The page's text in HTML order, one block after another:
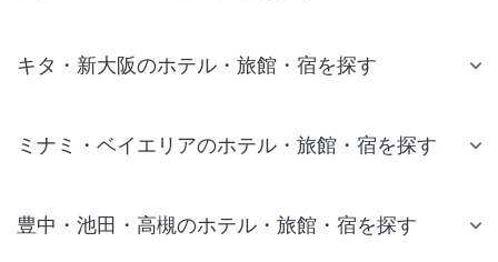
キタ・新大阪のホテル・旅館・宿を探す
ミナミ・ベイエリアのホテル・旅館・宿を探す
豊中・池田・高槻のホテル・旅館・宿を探す